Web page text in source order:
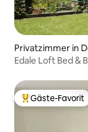
Privatzimmer in
Edale Loft Bed &
Beliebter Gäste-
Gäste-Favorit